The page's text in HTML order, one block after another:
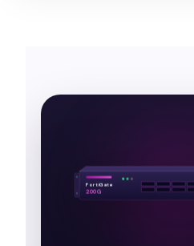
FortiGate
FortiGate
200G